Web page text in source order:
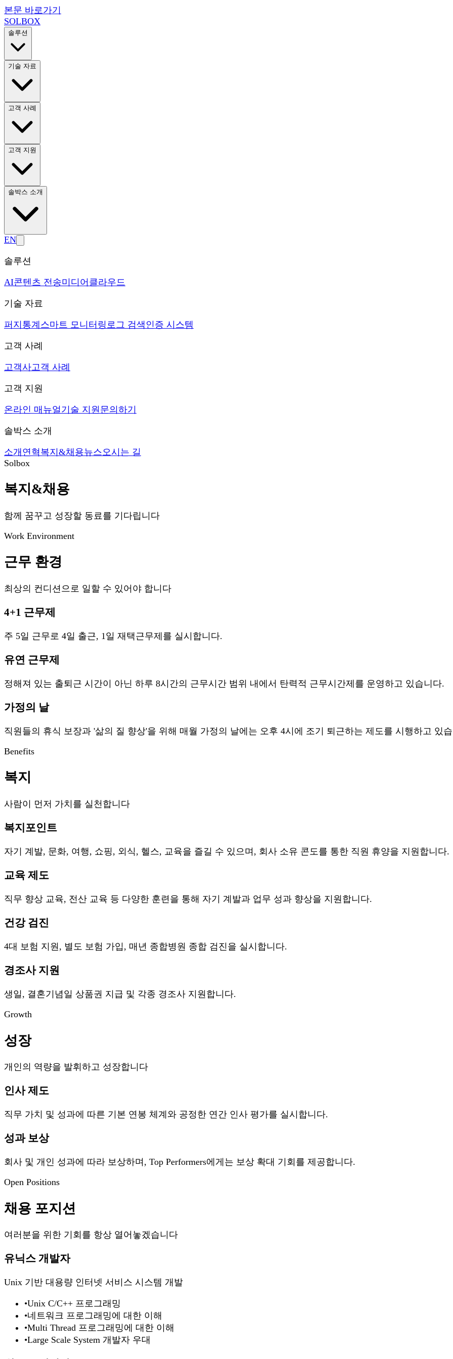
본문 바로가기
SOLBOX
솔루션
기술 자료
고객 사례
고객 지원
솔박스 소개
EN
솔루션
AI콘텐츠 전송미디어 클라우드
기술 자료
퍼지 통계 스마트 모니터링로그 검색 인증 시스템
고객 사례
고객사고객 사례
고객 지원
온라인 매뉴얼 기술 지원 문의하기
솔박스 소개
소개 연혁 복지&채용뉴스오시는 길
Solbox
복지&채용
함께 꿈꾸고 성장할 동료를 기다립니다
Work Environment
근무 환경
최상의 컨디션으로 일할 수 있어야 합니다
4+1 근무제
주 5일 근무로 4일 출근, 1일 재택근무제를 실시합니다.
유연 근무제
정해져 있는 출퇴근 시간이 아닌 하루 8시간의 근무시간 범위 내에서 탄력적 근무시간제를 운영하고 있습니다.
가정의 날
직원들의 휴식 보장과 '삶의 질 향상'을 위해 매월 가정의 날에는 오후 4시에 조기 퇴근하는 제도를 시행하고 있
Benefits
복지
사람이 먼저 가치를 실천합니다
복지포인트
자기 계발, 문화, 여행, 쇼핑, 외식, 헬스, 교육을 즐길 수 있으며, 회사 소유 콘도를 통한 직원 휴양을 지원합니다.
교육 제도
직무 향상 교육, 전산 교육 등 다양한 훈련을 통해 자기 계발과 업무 성과 향상을 지원합니다.
건강 검진
4대 보험 지원, 별도 보험 가입, 매년 종합병원 종합 검진을 실시합니다.
경조사 지원
생일, 결혼기념일 상품권 지급 및 각종 경조사 지원합니다.
Growth
성장
개인의 역량을 발휘하고 성장합니다
인사 제도
직무 가치 및 성과에 따른 기본 연봉 체계와 공정한 연간 인사 평가를 실시합니다.
성과 보상
회사 및 개인 성과에 따라 보상하며, Top Performers에게는 보상 확대 기회를 제공합니다.
Open Positions
채용 포지션
여러분을 위한 기회를 항상 열어놓겠습니다
유닉스 개발자
Unix 기반 대용량 인터넷 서비스 시스템 개발
•Unix C/C++ 프로그래밍
•네트워크 프로그래밍에 대한 이해
•Multi Thread 프로그래밍에 대한 이해
•Large Scale System 개발자 우대